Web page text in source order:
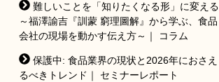
難しいことを「知りたくなる形」に変える
～福澤諭吉『訓蒙 窮理圖解』から学ぶ、食品
会社の現場を動かす伝え方～｜ コラム
保護中: 食品業界の現状と2026年におさえ
るべきトレンド｜ セミナーレポート